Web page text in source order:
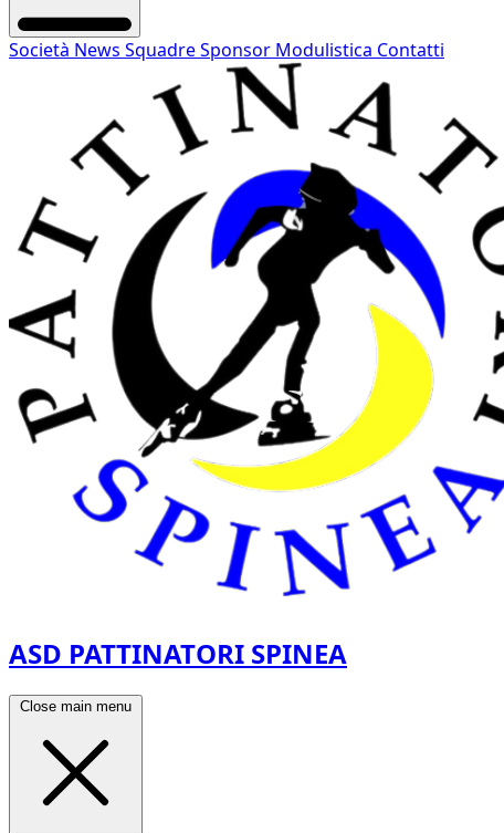
Società News SquadreSponsor Modulistica Contatti
ASD PATTINATORI SPINEA
Close main menu